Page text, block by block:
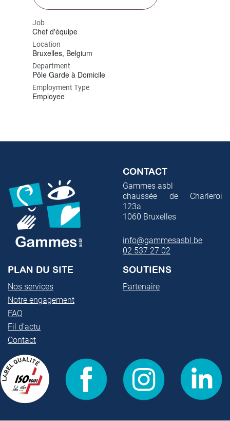
Job
Chef d'équipe
Location
Bruxelles, Belgium
Department
Pôle Garde à Domicile
Employment Type
Employee
CONTACT
Gammes asbl
chaussée de Charleroi
123a
1060 Bruxelles
info@gammesasbl.be
02 537 27 02
PLAN DU SITE
Nos services
Notre engagement
FAQ
Fil d'actu
Contact
SOUTIENS
Partenaire